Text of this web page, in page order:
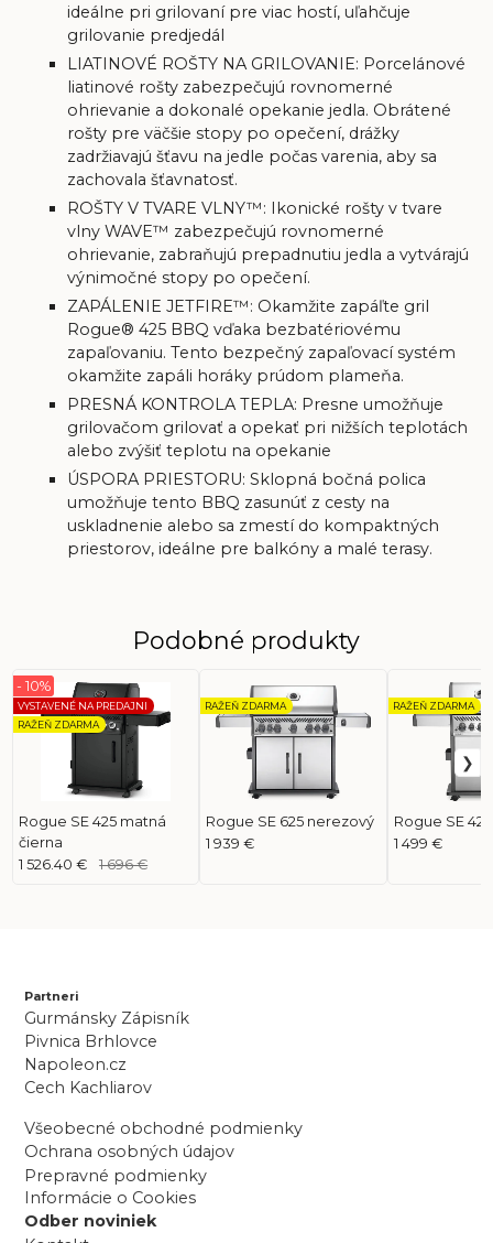
ideálne pri grilovaní pre viac hostí, uľahčuje
grilovanie predjedál
LIATINOVÉ ROŠTY NA GRILOVANIE: Porcelánové
liatinové rošty zabezpečujú rovnomerné
ohrievanie a dokonalé opekanie jedla. Obrátené
rošty pre väčšie stopy po opečení, drážky
zadržiavajú šťavu na jedle počas varenia, aby sa
zachovala šťavnatosť.
ROŠTY V TVARE VLNY™: Ikonické rošty v tvare
vlny WAVE™ zabezpečujú rovnomerné
ohrievanie, zabraňujú prepadnutiu jedla a vytvárajú
výnimočné stopy po opečení.
ZAPÁLENIE JETFIRE™: Okamžite zapáľte gril
Rogue® 425 BBQ vďaka bezbatériovému
zapaľovaniu. Tento bezpečný zapaľovací systém
okamžite zapáli horáky prúdom plameňa.
PRESNÁ KONTROLA TEPLA: Presne umožňuje
grilovačom grilovať a opekať pri nižších teplotách
alebo zvýšiť teplotu na opekanie
ÚSPORA PRIESTORU: Sklopná bočná polica
umožňuje tento BBQ zasunúť z cesty na
uskladnenie alebo sa zmestí do kompaktných
priestorov, ideálne pre balkóny a malé terasy.
Podobné produkty
Rogue SE 425 matná
čierna
VYSTAVENÉ NA PREDAJNI
RAŽEŇ ZDARMA
- 10%
1 526.40 € 1 696 €
Rogue SE 625 nerezový
RAŽEŇ ZDARMA
1 939 €
Rogue SE
RAŽEŇ ZDARMA
1 499 €
Partneri
Gurmánsky Zápisník
Pivnica Brhlovce
Napoleon.cz
Cech Kachliarov
Všeobecné obchodné podmienky
Ochrana osobných údajov
Prepravné podmienky
Informácie o Cookies
Odber noviniek